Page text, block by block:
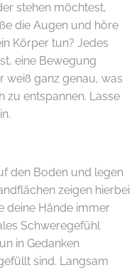
stehen möchtest,
die Augen und höre
Körper tun? Jedes
eine Bewegung
weiß ganz genau, was
zu entspannen. Lasse
den Boden und legen
zeigen hierbei
deine Hände immer
Schweregefühl
in Gedanken
sind. Langsam